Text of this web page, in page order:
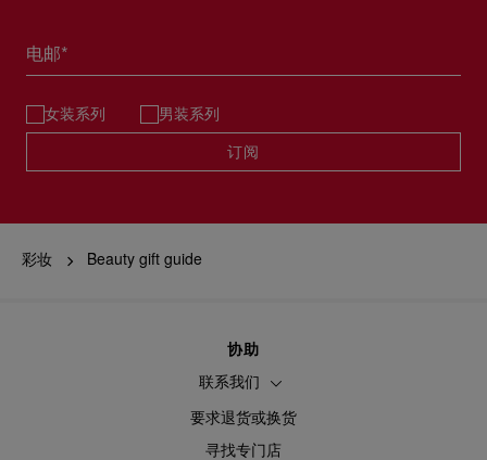
电邮*
女装系列 男装系列
订阅
彩妆 Beauty gift guide
协助
联系我们
要求退货或换货
寻找专门店